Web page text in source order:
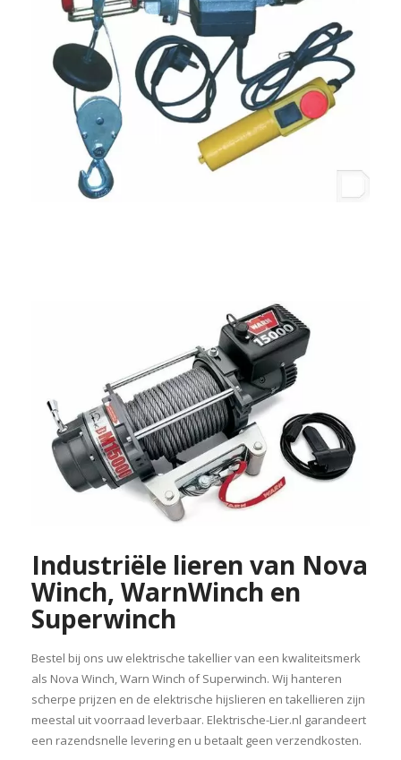
Industriële lieren van Nova
Winch, WarnWinch en
Superwinch
Bestel bij ons uw elektrische takellier van een kwaliteitsmerk
als Nova Winch, Warn Winch of Superwinch. Wij hanteren
scherpe prijzen en de elektrische hijslieren en takellieren zijn
meestal uit voorraad leverbaar. Elektrische-Lier.nl garandeert
een razendsnelle levering en u betaalt geen verzendkosten.